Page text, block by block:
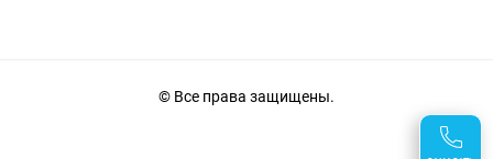
© Все права защищены.